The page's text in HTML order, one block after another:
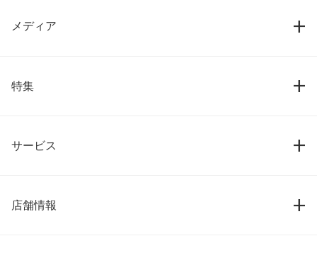
メディア
特集
サービス
店舗情報